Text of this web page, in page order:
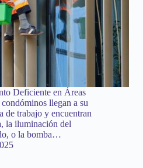
Deficiente en Áreas
llegan a su
de trabajo y encuentran
la iluminación del
o la bomba…